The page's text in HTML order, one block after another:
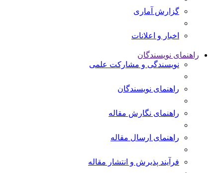
گزارش آماری
اخبار و اعلانات
راهنمای نویسندگان
نویسندگی و مشارکت علمی
راهنمای نویسندگان
راهنمای نگارش مقاله
راهنمای ارسال مقاله
فرآیند پذیرش و انتشار مقاله